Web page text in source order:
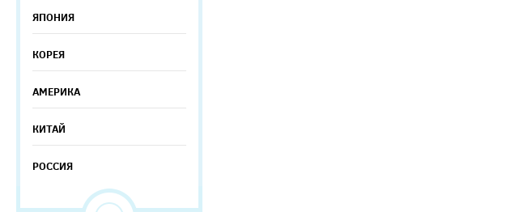
ЯПОНИЯ
КОРЕЯ
АМЕРИКА
КИТАЙ
РОССИЯ